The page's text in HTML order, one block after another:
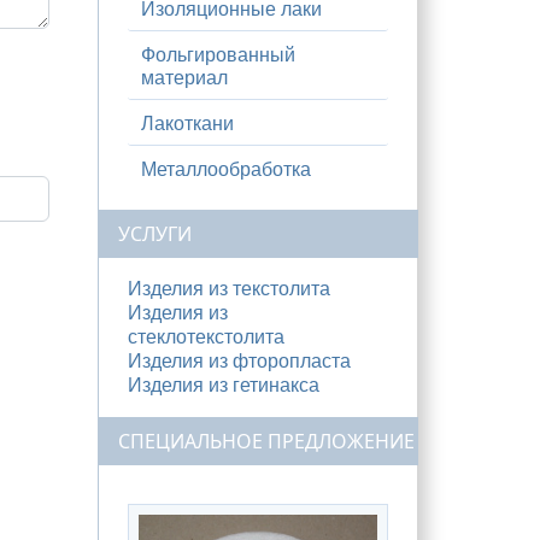
Изоляционные лаки
Фольгированный
материал
Лакоткани
Металлообработка
УСЛУГИ
Изделия из текстолита
Изделия из
стеклотекстолита
Изделия из фторопласта
Изделия из гетинакса
СПЕЦИАЛЬНОЕ ПРЕДЛОЖЕНИЕ